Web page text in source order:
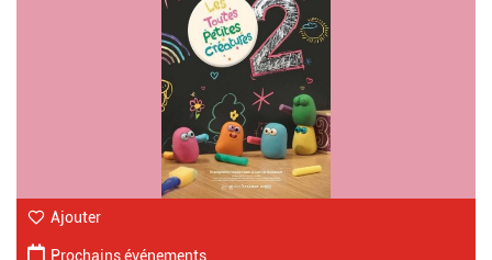
Ajouter
Prochains événements